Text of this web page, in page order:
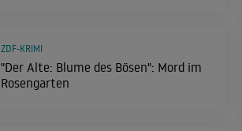
"Der Alte: Blume des Bösen": Mord im
Rosengarten
ZDF-KRIMI